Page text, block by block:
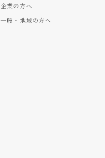
企業の方へ
一般・地域の方へ